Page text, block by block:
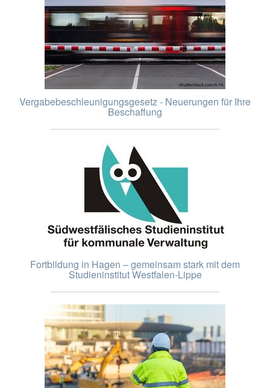
Vergabebeschleunigungsgesetz - Neuerungen für Ihre
Beschaffung
Fortbildung in Hagen – gemeinsam stark mit dem
Studieninstitut Westfalen-Lippe